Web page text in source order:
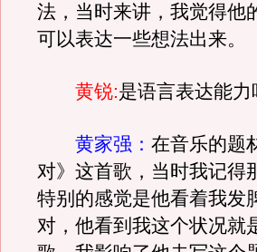
法，当时来讲，我觉得他
可以表达一些想法出来。
黄锐:是语言表达能
黄家强： 在音乐的题
对》这首歌，当时我记得
特别的感觉是他看着我发
对，他看到我这个状况就